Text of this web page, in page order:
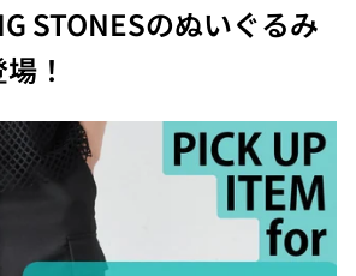
STONESのぬいぐるみ
！